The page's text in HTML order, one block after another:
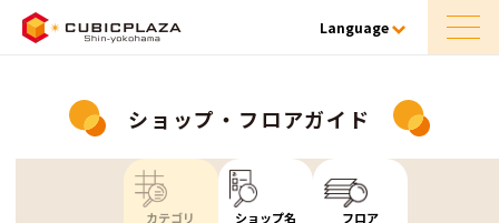
Language
ショップ・フロアガイド
カテゴリ
ショップ名
フロア